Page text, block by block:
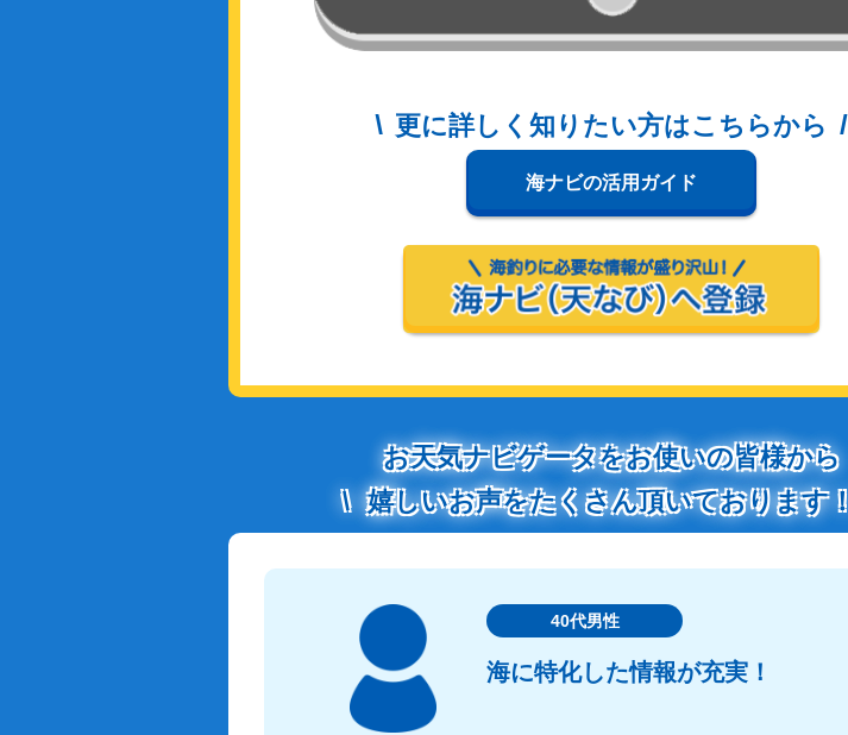
更に詳しく知りたい方はこちらから
海ナビの活用ガイド
お天気ナビゲータをお使いの皆様から
嬉しいお声をたくさん頂いております！
40代男性
海に特化した情報が充実！